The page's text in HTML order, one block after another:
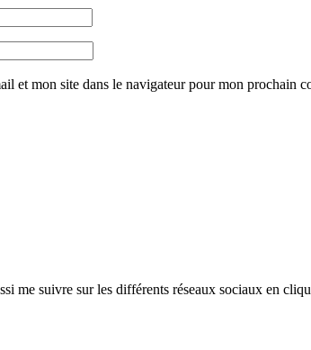
et mon site dans le navigateur pour mon prochain
me suivre sur les différents réseaux sociaux en